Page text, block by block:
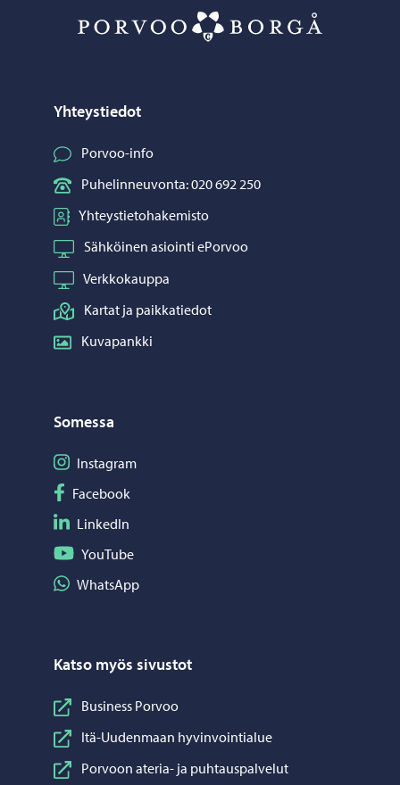
Yhteystiedot
Porvoo-info
Puhelinneuvonta: 020 692 250
Yhteystietohakemisto
Sähköinen asiointi ePorvoo
Verkkokauppa
Kartat ja paikkatiedot
Kuvapankki
Somessa
Seuraa Instagram
Instagram
Seuraa Facebook
Facebook
Seuraa LinkedIn
LinkedIn
Seuraa YouTube
YouTube
Jaa WhatsApp
WhatsApp
Katso myös sivustot
Business Porvoo
Itä-Uudenmaan hyvinvointialue
Porvoon ateria- ja puhtauspalvelut